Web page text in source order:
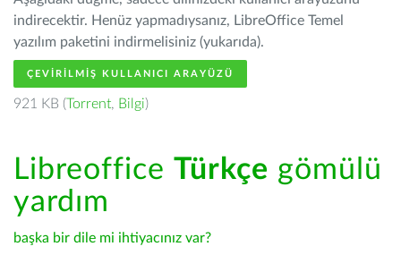
indirecektir. Henüz yapmadıysanız, LibreOffice Temel
yazılım paketini indirmelisiniz (yukarıda).
ÇEVIRILMIŞ KULLANICI ARAYÜZÜ
921 KB (Torrent, Bilgi)
Libreoffice Türkçe gömülü
yardım
başka bir dile mi ihtiyacınız var?